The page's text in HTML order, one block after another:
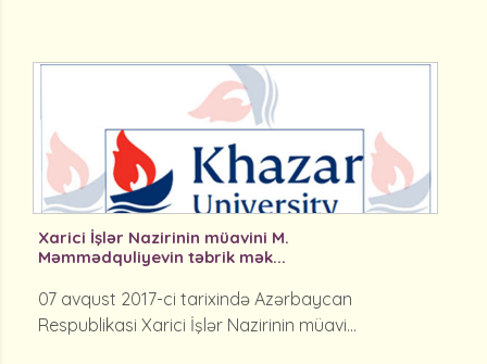
Xarici İşlər Nazirinin müavini M.
Məmmədquliyevin təbrik mək...
07 avqust 2017-ci tarixində Azərbaycan
Respublikasi Xarici İşlər Nazirinin müavi...